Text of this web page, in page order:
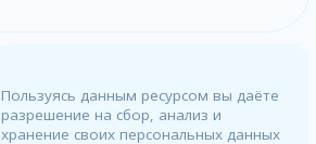
Пользуясь данным ресурсом вы даёте
разрешение на сбор, анализ и
хранение своих персональных данных